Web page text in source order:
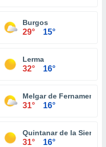
Burgos
29° 15°
Lerma
32° 16°
Melgar de Fernamental
31° 16°
Quintanar de la Sierra
31° 16°